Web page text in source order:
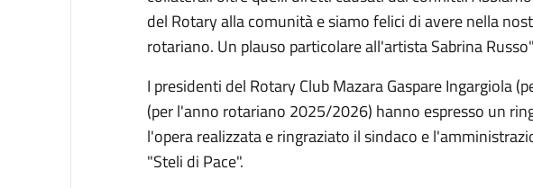
del Rotary alla comunità e siamo felici di avere nella
rotariano. Un plauso particolare all'artista Sabrina
I presidenti del Rotary Club Mazara Gaspare Ingargiola
(per l'anno rotariano 2025/2026) hanno espresso un
l'opera realizzata e ringraziato il sindaco e
"Steli di Pace".